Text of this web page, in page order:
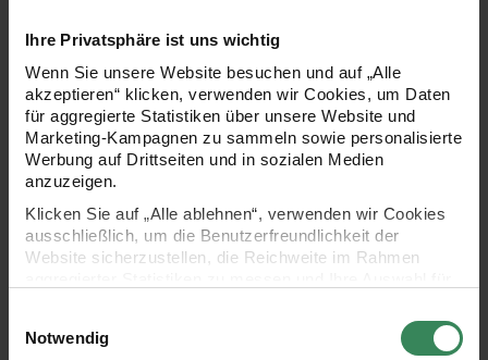
Ihre Privatsphäre ist uns wichtig
Wenn Sie unsere Website besuchen und auf „Alle
akzeptieren“ klicken, verwenden wir Cookies, um Daten
für aggregierte Statistiken über unsere Website und
Marketing-Kampagnen zu sammeln sowie personalisierte
Werbung auf Drittseiten und in sozialen Medien
anzuzeigen.
Klicken Sie auf „Alle ablehnen“, verwenden wir Cookies
ausschließlich, um die Benutzerfreundlichkeit der
Website sicherzustellen, die Reichweite im Rahmen
Ihre Einwilligung ist freiwillig und kann jederzeit über den
Link „Cookie-Einstellungen“ im Fußbereich der Seite
Notwendig
bemalte Fotorahmen, Geschenkschachteln und
Verpackungen zu verschönern. Dank ihrer starken Haftung
bleiben die Gelsticker sicher auf allen glatten Oberflächen
und sorgen für eine ansprechende Dekoration. Die
verschiedenen pixelartigen Designs und leuchtenden
Ihren Alltagsgegenständen einen individuellen Touch.
Verwendungsmöglichkeit